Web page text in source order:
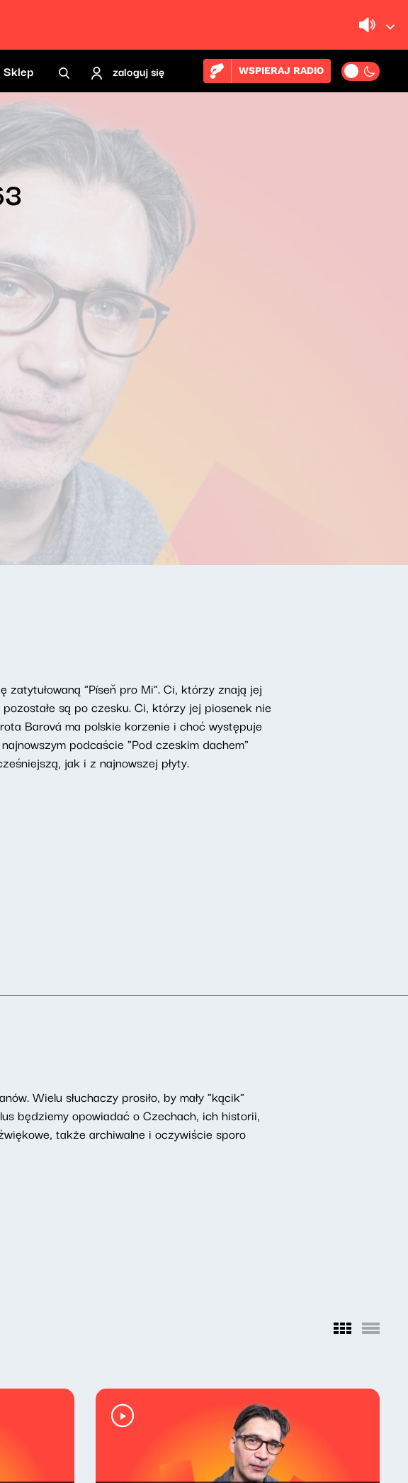
Sklep zaloguj się WSPIERAJ RADIO
zatytułowaną "Píseň pro Mi". Ci, którzy znają jej
są po czesku. Ci, którzy jej piosenek nie
Barová ma polskie korzenie i choć występuje
podcaście "Pod czeskim dachem"
jak i z najnowszej płyty.
Wielu słuchaczy prosiło, by mały "kącik"
będziemy opowiadać o Czechach, ich historii,
także archiwalne i oczywiście sporo